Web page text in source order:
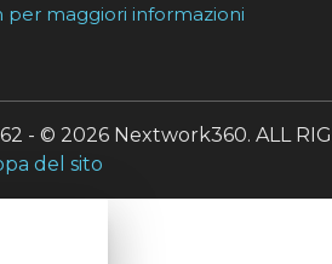
maggiori informazioni
- © 2026 Nextwork360. ALL
del sito